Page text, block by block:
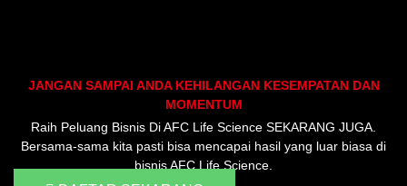
JANGAN SAMPAI ANDA KEHILANGAN KESEMPATAN DAN
MOMENTUM
Raih Peluang Bisnis Di AFC Life Science SEKARANG JUGA.
Bersama-sama kita pasti bisa mencapai hasil yang luar biasa di
bisnis AFC Life Science.